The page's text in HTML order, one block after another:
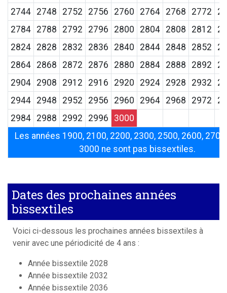
2744 2748 2752 2756 2760 2764 2768 2772
2784 2788 2792 2796 2800 2804 2808 2812
2824 2828 2832 2836 2840 2844 2848 2852
2864 2868 2872 2876 2880 2884 2888 2892
2904 2908 2912 2916 2920 2924 2928 2932
2944 2948 2952 2956 2960 2964 2968 2972
2984 2988 2992 2996
3000
Les années 1900, 2100, 2200, 2300, 2500, 2600,
3000 ne sont pas bissextiles.
Dates des prochaines années
bissextiles
Voici ci-dessous les prochaines années bissextiles à
venir avec une périodicité de 4 ans :
Année bissextile 2028
Année bissextile 2032
Année bissextile 2036